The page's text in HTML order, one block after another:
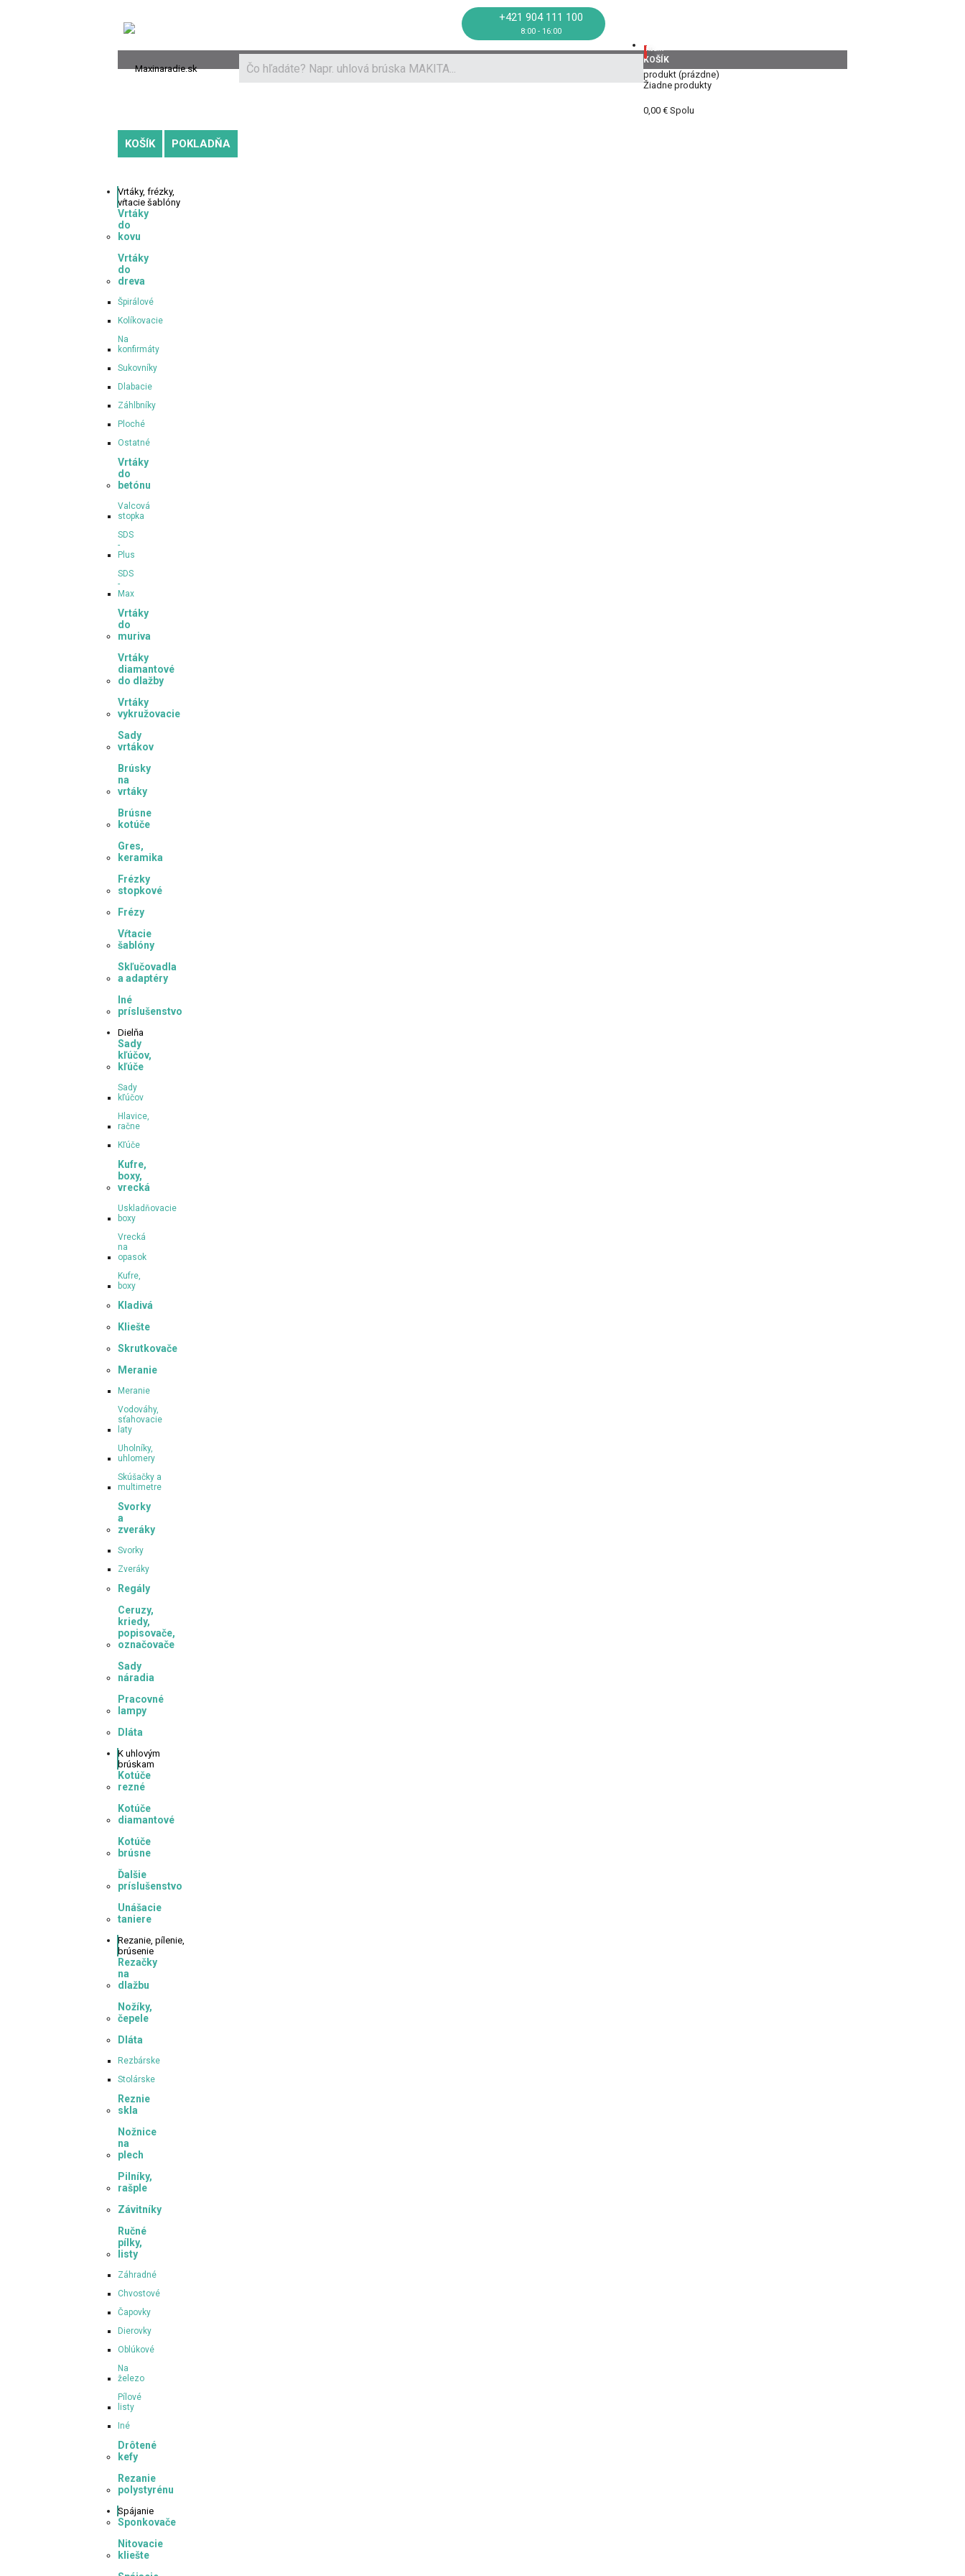
+421 904 111 100
8:00 - 16:00
KOŠÍK
KOŠÍK
produkt (prázdne)
Žiadne produkty
0,00 € Spolu
KOŠÍK POKLADŇA
Vrtáky, frézky,
vŕtacie šablóny
Vrtáky
do
kovu
Vrtáky
do
dreva
Špirálové
Kolíkovacie
Na
konfirmáty
Sukovníky
Dlabacie
Záhlbníky
Ploché
Ostatné
Vrtáky
do
betónu
Valcová
stopka
SDS
-
Plus
SDS
-
Max
Vrtáky
do
muriva
Vrtáky
diamantové
do dlažby
Vrtáky
vykružovacie
Sady
vrtákov
Brúsky
na
vrtáky
Brúsne
kotúče
Gres,
keramika
Frézky
stopkové
Frézy
Vŕtacie
šablóny
Skľučovadla
a adaptéry
Iné
príslušenstvo
Dielňa
Sady
kľúčov,
kľúče
Sady
kľúčov
Hlavice,
račne
Kľúče
Kufre,
boxy,
vrecká
Uskladňovacie
boxy
Vrecká
na
opasok
Kufre,
boxy
Kladivá
Kliešte
Skrutkovače
Meranie
Meranie
Vodováhy,
sťahovacie
laty
Uholníky,
uhlomery
Skúšačky a
multimetre
Svorky
a
zveráky
Svorky
Zveráky
Regály
Ceruzy,
kriedy,
popisovače,
označovače
Sady
náradia
Pracovné
lampy
Dláta
K uhlovým
brúskam
Kotúče
rezné
Kotúče
diamantové
Kotúče
brúsne
Ďalšie
príslušenstvo
Unášacie
taniere
Rezanie, pílenie,
brúsenie
Rezačky
na
dlažbu
Nožíky,
čepele
Dláta
Rezbárske
Stolárske
Reznie
skla
Nožnice
na
plech
Pilníky,
rašple
Závitníky
Ručné
pílky,
listy
Záhradné
Chvostové
Čapovky
Dierovky
Oblúkové
Na
železo
Pílové
listy
Iné
Drôtené
kefy
Rezanie
polystyrénu
Spájanie
Sponkovače
Nitovacie
kliešte